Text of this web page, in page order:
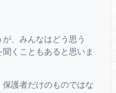
、みんなはどう思う
くこともあると思いま
護者だけのものではな